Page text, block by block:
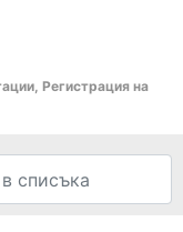
Регистрация на